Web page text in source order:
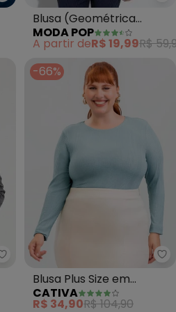
Blusa (Geométrica
Cinza) com Mangas
Longas
MODA POP
A partir deR$ 19,99R$
Infinita Cor - Blusa Manga
-66%
Blusa Plus Size em
Canelado (Azul)
CATIVA
R$ 34,90R$ 104,90